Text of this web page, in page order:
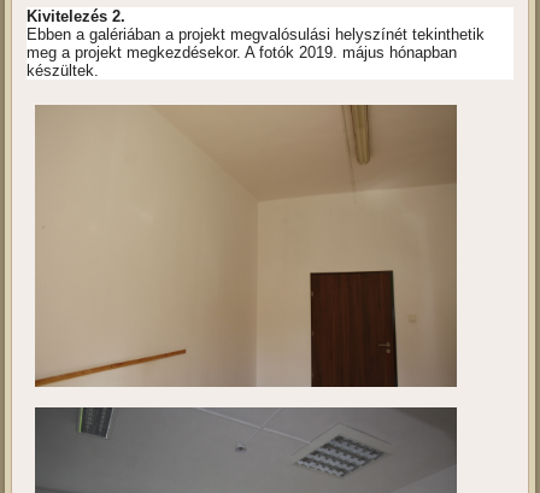
Ebben a galériában a projekt megvalósulási helyszínét tekinthetik
meg a projekt megkezdésekor. A fotók 2019. május hónapban
készültek.